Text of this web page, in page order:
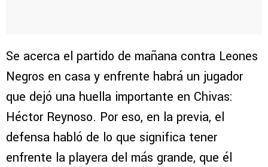
Se acerca el partido de mañana contra Leones
Negros en casa y enfrente habrá un jugador
que dejó una huella importante en Chivas:
Héctor Reynoso. Por eso, en la previa, el
defensa habló de lo que significa tener
enfrente la playera del más grande, que él